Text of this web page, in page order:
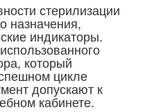
стерилизации
назначения,
индикаторы.
который
цикле
допускают к
кабинете.